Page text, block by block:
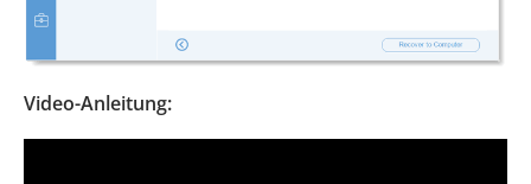
Video-Anleitung: